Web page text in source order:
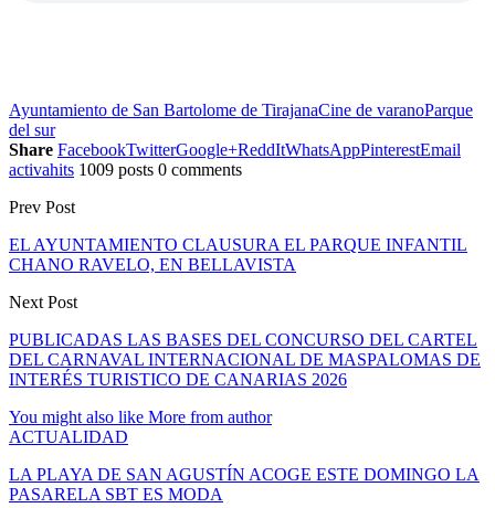
Ayuntamiento de San Bartolome de TirajanaCine de varanoParque
del sur
Share FacebookTwitterGoogle+ReddItWhatsAppPinterestEmail
activahits 1009 posts 0 comments
Prev Post
EL AYUNTAMIENTO CLAUSURA EL PARQUE INFANTIL
CHANO RAVELO, EN BELLAVISTA
Next Post
PUBLICADAS LAS BASES DEL CONCURSO DEL CARTEL
DEL CARNAVAL INTERNACIONAL DE MASPALOMAS DE
INTERÉS TURISTICO DE CANARIAS 2026
You might also like More from author
ACTUALIDAD
LA PLAYA DE SAN AGUSTÍN ACOGE ESTE DOMINGO LA
PASARELA SBT ES MODA